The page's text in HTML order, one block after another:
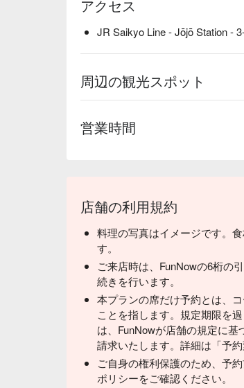
アクセス
JR Saikyo Line - Jōjō Station -
周辺の観光スポット
営業時間
店舗の利用規約
料理の写真はイメージです。
す。
ご来店時は、FunNowの6桁の
続きを行います。
本プランの席だけ予約とは、
ことを指します。規定期限を
は、FunNowが店舗の規定に
請求いたします。詳細は「予
ご自身の権利保護のため、予
ポリシーをご確認ください。